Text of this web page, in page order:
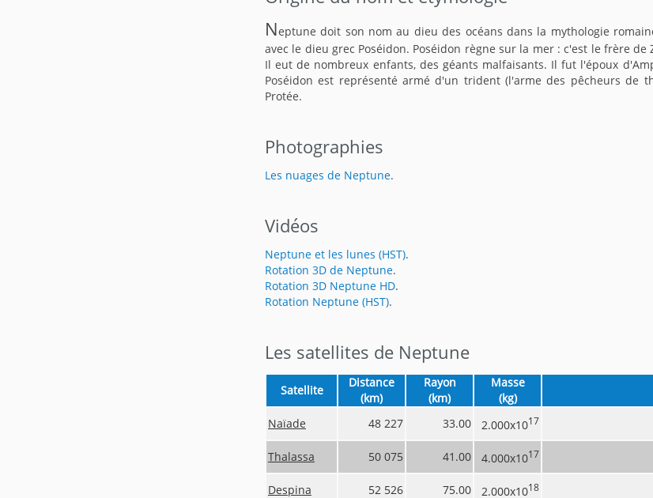
Neptune doit son nom au dieu des océans dans la mythologie
avec le dieu grec Poséidon. Poséidon règne sur la mer : c'est le frère
Il eut de nombreux enfants, des géants malfaisants. Il fut l'époux
Poséidon est représenté armé d'un trident (l'arme des pêcheurs de
Protée.
Photographies
Les nuages de Neptune.
Vidéos
Neptune et les lunes (HST).
Rotation 3D de Neptune.
Rotation 3D Neptune HD.
Rotation Neptune (HST).
Les satellites de Neptune
Satellite
Distance
(km)
Rayon
(km)
Masse
(kg)
Naïade
48 227 33.00 2.000x1017
Thalassa
50 075 41.00 4.000x1017
Despina
52 526 75.00 2.000x1018